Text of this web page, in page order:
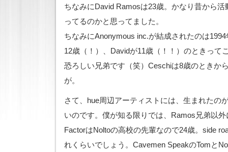
ちなみにDavid Ramosは23歳。かなり昔から
ってるのかと思ってました。
ちなみにAnonymous inc.が結成されたのは
12歳（！）、Davidが11歳（！！）のときって
恐ろしい兄弟です（笑）Ceschiは8歳のときか
が。
さて、hue周辺アーティストには、生まれたの
いのです。僕が知る限りでは、Ramos兄弟以
FactorはNoltoの高校の先輩なので24歳。side
れくらいでしょう。Cavemen SpeakのTomと